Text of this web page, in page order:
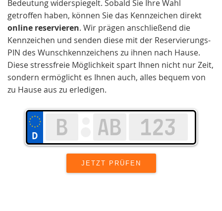
Bedeutung widerspiegelt. Sobald Sie Ihre Wahl
getroffen haben, können Sie das Kennzeichen direkt
online reservieren. Wir prägen anschließend die
Kennzeichen und senden diese mit der Reservierungs-
PIN des Wunschkennzeichens zu ihnen nach Hause.
Diese stressfreie Möglichkeit spart Ihnen nicht nur Zeit,
sondern ermöglicht es Ihnen auch, alles bequem von
zu Hause aus zu erledigen.